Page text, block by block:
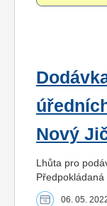
Nový
Lhůta pro
06. 05.